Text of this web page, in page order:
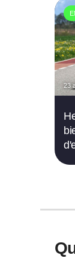
23